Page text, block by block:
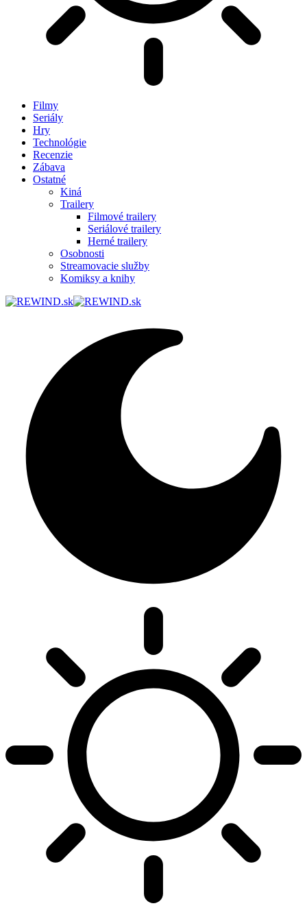
Filmy
Seriály
Hry
Technológie
Recenzie
Zábava
Ostatné
Kiná
Trailery
Filmové trailery
Seriálové trailery
Herné trailery
Osobnosti
Streamovacie služby
Komiksy a knihy